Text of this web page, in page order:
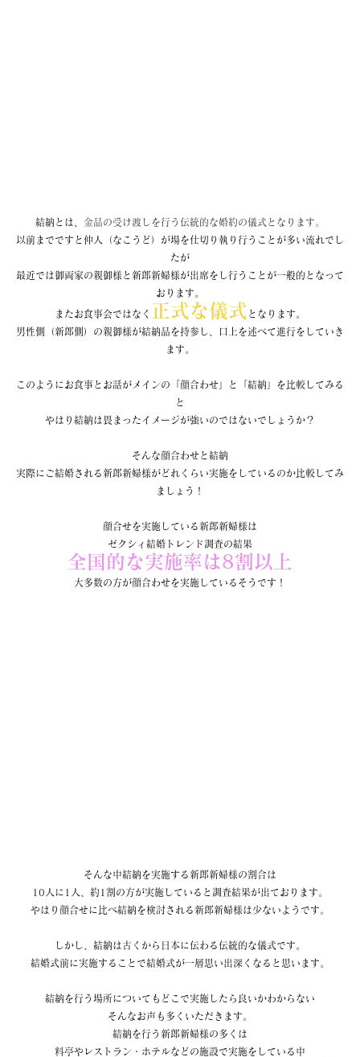
結納とは、 金品の受け渡しを行う伝統的な婚約の儀式となります。
以前までですと仲人（なこうど）が場を仕切り執り行うことが多い流れでし
たが
最近では御両家の親御様と新郎新婦様が出席をし行うことが一般的となって
おります。
またお食事会ではなく 正式な儀式 となります。
男性側（新郎側）の親御様が結納品を持参し、口上を述べて進行をしていき
ます。
このようにお食事とお話がメインの「顔合わせ」と「結納」を比較してみる
と
やはり結納は畏まったイメージが強いのではないでしょうか？
そんな顔合わせと結納
実際にご結婚される新郎新婦様がどれくらい実施をしているのか比較してみ
ましょう！
顔合せを実施している新郎新婦様は
ゼクシィ結婚トレンド調査の結果
全国的な実施率は8割以上
大多数の方が顔合わせを実施しているそうです！
そんな中結納を実施する新郎新婦様の割合は
10人に1人、約1割の方が実施していると調査結果が出ております。
やはり顔合せに比べ結納を検討される新郎新婦様は少ないようです。
しかし、結納は古くから日本に伝わる伝統的な儀式です。
結婚式前に実施することで結婚式が一層思い出深くなると思います。
結納を行う場所についてもどこで実施したら良いかわからない
そんなお声も多くいただきます。
結納を行う新郎新婦様の多くは
料亭やレストラン・ホテルなどの施設で実施をしている中